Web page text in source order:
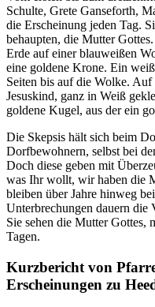
Schulte, Grete Ganseforth,
die Erscheinung jeden Tag.
behaupten, die Mutter
Erde auf einer blauweißen
eine goldene Krone. Ein
Seiten bis auf die Wolke.
Jesuskind, ganz in Weiß
goldene Kugel, aus der ein
Die Skepsis hält sich beim
Dorfbewohnern, selbst bei
Doch diese geben mit
was Ihr wollt, wir haben die
bleiben über Jahre hinweg
Unterbrechungen dauern die
Sie sehen die Mutter Gottes,
Tagen.
Kurzbericht von
Erscheinungen zu